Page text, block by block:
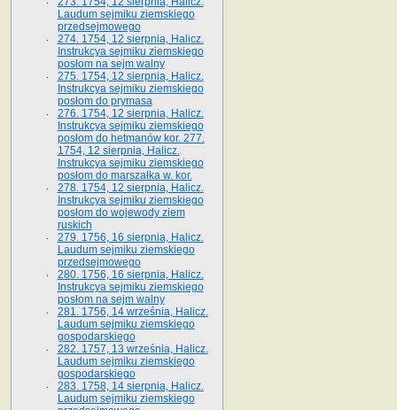
Laudum sejmiku ziemskiego
przedsejmowego
274. 1754, 12 sierpnia, Halicz.
Instrukcya sejmiku ziemskiego
posłom na sejm walny
275. 1754, 12 sierpnia, Halicz.
Instrukcya sejmiku ziemskiego
posłom do prymasa
276. 1754, 12 sierpnia, Halicz.
Instrukcya sejmiku ziemskiego
posłom do hetmanów kor. 277.
1754, 12 sierpnia, Halicz.
Instrukcya sejmiku ziemskiego
posłom do marszałka w. kor.
278. 1754, 12 sierpnia, Halicz.
Instrukcya sejmiku ziemskiego
posłom do wojewody ziem
ruskich
279. 1756, 16 sierpnia, Halicz.
Laudum sejmiku ziemskiego
przedsejmowego
280. 1756, 16 sierpnia, Halicz.
Instrukcya sejmiku ziemskiego
posłom na sejm walny
281. 1756, 14 września, Halicz.
Laudum sejmiku ziemskiego
gospodarskiego
282. 1757, 13 września, Halicz.
Laudum sejmiku ziemskiego
gospodarskiego
283. 1758, 14 sierpnia, Halicz.
Laudum sejmiku ziemskiego